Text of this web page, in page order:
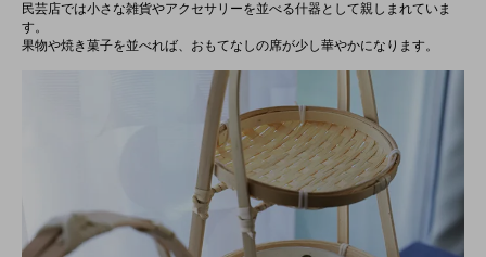
民芸店では小さな雑貨やアクセサリーを並べる什器として親しまれていま
す。
果物や焼き菓子を並べれば、おもてなしの席が少し華やかになります。